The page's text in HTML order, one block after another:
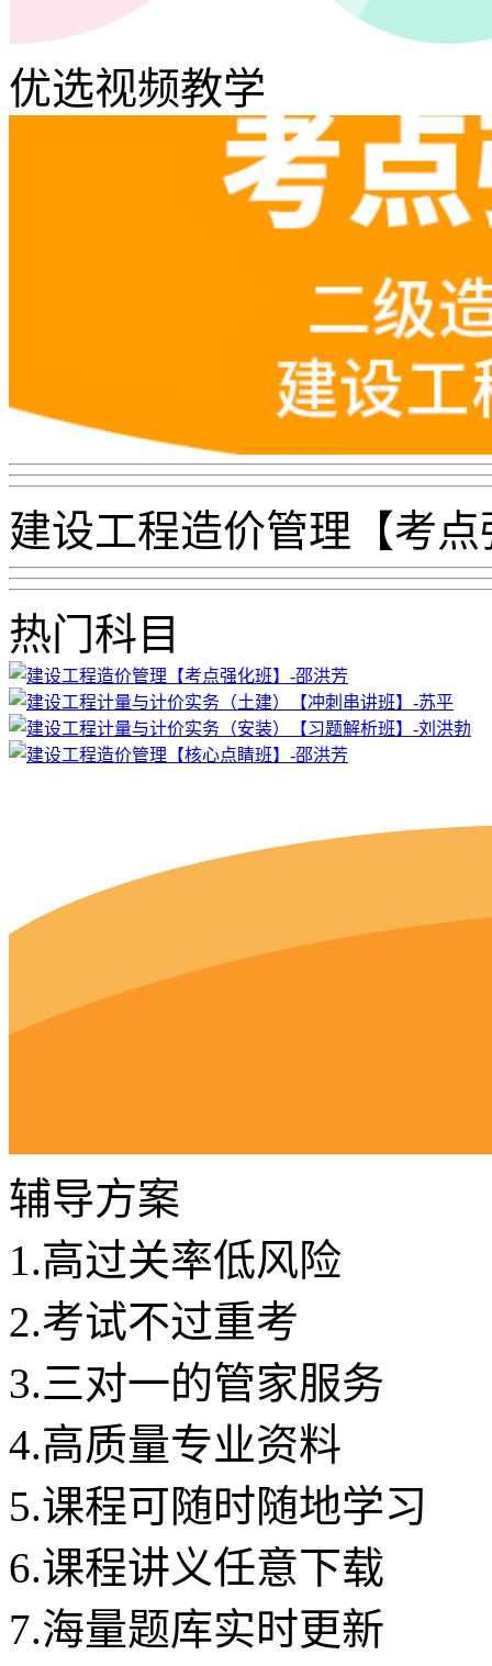
优选视频教学
建设工程造价管理【考
热门科目
辅导方案
1.高过关率低风险
2.考试不过重考
3.三对一的管家服务
4.高质量专业资料
5.课程可随时随地学习
6.课程讲义任意下载
7.海量题库实时更新